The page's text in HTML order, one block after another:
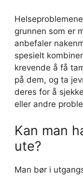
grunnen som er
anbefaler
spesielt
krevende å få
på dem, og ta
deres for å
eller andre
Kan man
ute?
Man bør i